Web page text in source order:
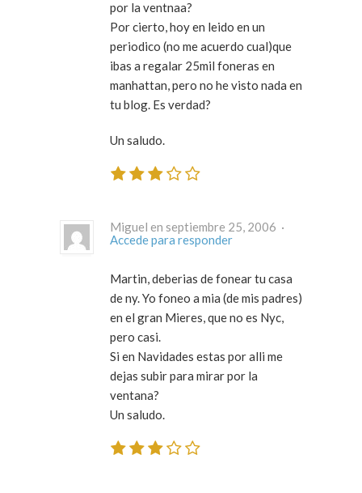
por la ventnaa?
Por cierto, hoy en leido en un
periodico (no me acuerdo cual)que
ibas a regalar 25mil foneras en
manhattan, pero no he visto nada en
tu blog. Es verdad?
Un saludo.
Miguel en septiembre 25, 2006 ·
Accede para responder
Martin, deberias de fonear tu casa
de ny. Yo foneo a mia (de mis padres)
en el gran Mieres, que no es Nyc,
pero casi.
Si en Navidades estas por alli me
dejas subir para mirar por la
ventana?
Un saludo.